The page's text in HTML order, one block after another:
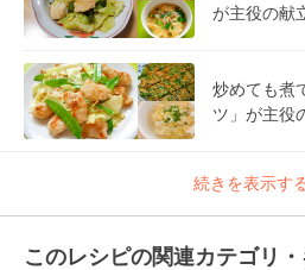
が主役の献
炒めても煮
ツ」が主役
続きを表示す
このレシピの関連カテゴリ